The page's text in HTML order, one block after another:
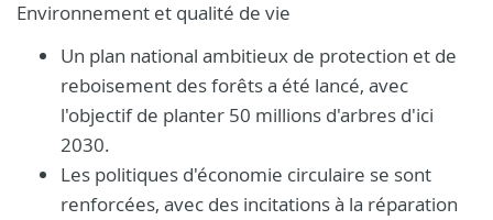
Environnement et qualité de vie
Un plan national ambitieux de protection et de
reboisement des forêts a été lancé, avec
l'objectif de planter 50 millions d'arbres d'ici
2030.
Les politiques d'économie circulaire se sont
renforcées, avec des incitations à la réparation